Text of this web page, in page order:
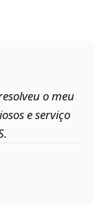
o meu
e serviço